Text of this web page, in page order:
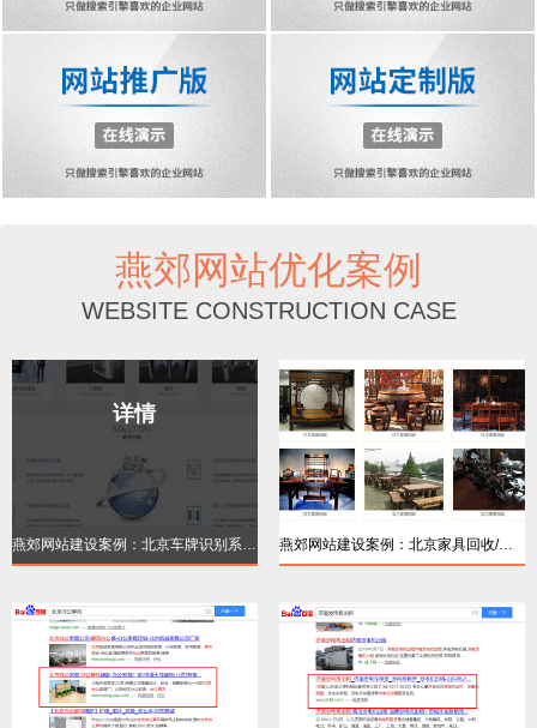
燕郊网站优化案例
WEBSITE CONSTRUCTION CASE
详情
燕郊网站建设案例：北京车牌识别系统【品牌
详情
燕郊网站建设案例：北京家具回收/红木家居回
详情 详情